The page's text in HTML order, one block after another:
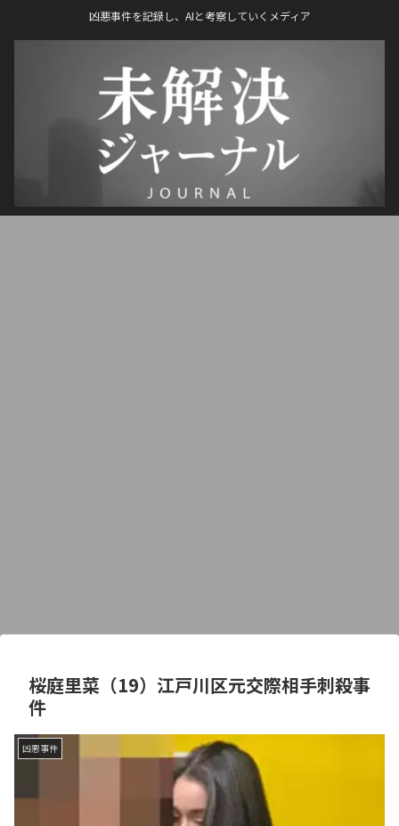
凶悪事件を記録し、AIと考察していくメディア
桜庭里菜（19）江戸川区元交際相手刺殺事
件
凶悪事件